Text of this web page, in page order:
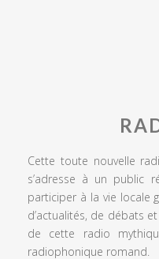
Cette toute nouvelle
s’adresse à un public
participer à la vie locale
d’actualités, de débats
de cette radio
radiophonique romand.